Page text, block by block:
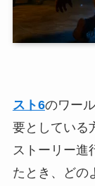
スト6のワー
要としている
ストーリー進
たとき、どの